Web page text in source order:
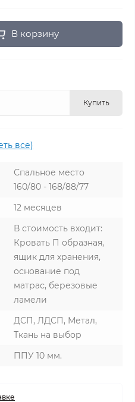
В корзину
Купить
все)
Спальное место
160/80 - 168/88/77
12 месяцев
В стоимость входит:
Кровать П образная,
ящик для хранения,
основание под
матрас, березовые
ламели
ДСП, ЛДСП, Метал,
Ткань на выбор
ППУ 10 мм.